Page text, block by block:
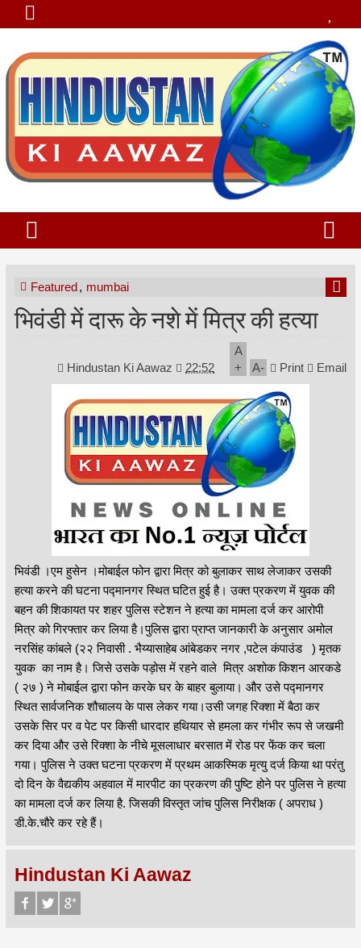
Featured, mumbai
भिवंडी में दारू के नशे में मित्र की हत्या
Hindustan Ki Aawaz 22:52
A
+
A- Print Email
भिवंडी ।एम हुसेन ।मोबाईल फोन द्वारा मित्र को बुलाकर साथ लेजाकर उसकी
हत्या करने की घटना पद्मानगर स्थित घटित हुई है। उक्त प्रकरण में युवक की
बहन की शिकायत पर शहर पुलिस स्टेशन ने हत्या का मामला दर्ज कर आरोपी
मित्र को गिरफ्तार कर लिया है।पुलिस द्वारा प्राप्त जानकारी के अनुसार अमोल
नरसिंह कांबले (२२ निवासी . भैय्यासाहेब आंबेडकर नगर ,पटेल कंपाउंड ) मृतक
युवक का नाम है। जिसे उसके पड़ोस में रहने वाले मित्र अशोक किशन आरकडे
( २७ ) ने मोबाईल द्वारा फोन करके घर के बाहर बुलाया। और उसे पद्मानगर
स्थित सार्वजनिक शौचालय के पास लेकर गया।उसी जगह रिक्शा में बैठा कर
उसके सिर पर व पेट पर किसी धारदार हथियार से हमला कर गंभीर रूप से जखमी
कर दिया और उसे रिक्शा के नीचे मूसलाधार बरसात में रोड पर फेंक कर चला
गया। पुलिस ने उक्त घटना प्रकरण में प्रथम आकस्मिक मृत्यु दर्ज किया था परंतु
दो दिन के वैद्यकीय अहवाल में मारपीट का प्रकरण की पुष्टि होने पर पुलिस ने हत्या
का मामला दर्ज कर लिया है. जिसकी विस्तृत जांच पुलिस निरीक्षक ( अपराध )
डी.के.चौरे कर रहे हैं।
Hindustan Ki Aawaz